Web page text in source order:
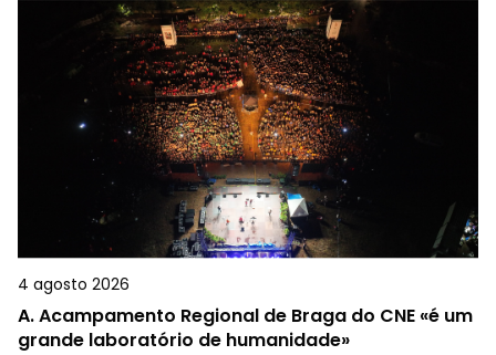
4 agosto 2026
A.Acampamento Regional de Braga do CNE «é um
grande laboratório de humanidade»